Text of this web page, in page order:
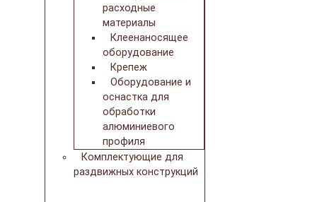
расходные
материалы
Клеенаносящее
оборудование
Крепеж
Оборудование и
оснастка для
обработки
алюминиевого
профиля
Комплектующие для
раздвижных конструкций